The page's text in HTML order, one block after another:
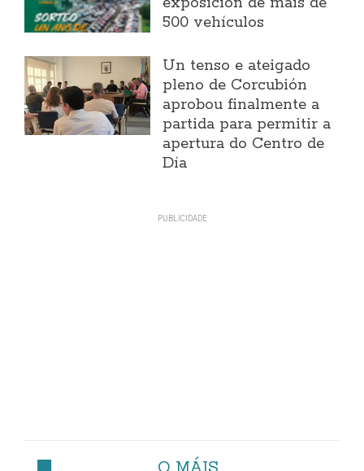
500 vehículos
Un tenso e ateigado
pleno de Corcubión
aprobou finalmente a
partida para permitir a
apertura do Centro de
Día
O MÁIS